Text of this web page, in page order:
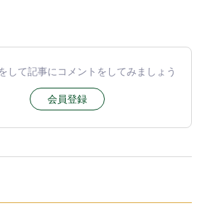
して記事にコメントをしてみましょう
会員登録